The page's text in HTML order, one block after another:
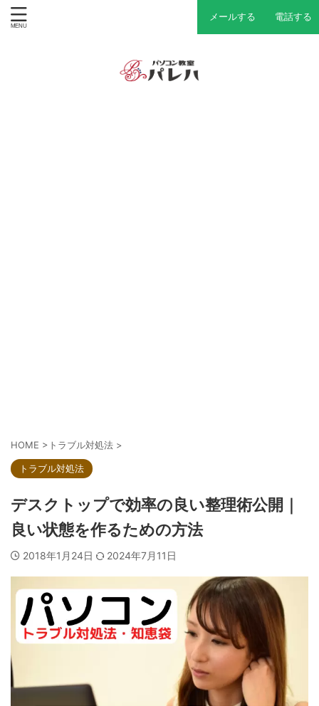
メールする 電話する
HOME > トラブル対処法 >
トラブル対処法
デスクトップで効率の良い整理術公開｜
良い状態を作るための方法
2018年1月24日 2024年7月11日